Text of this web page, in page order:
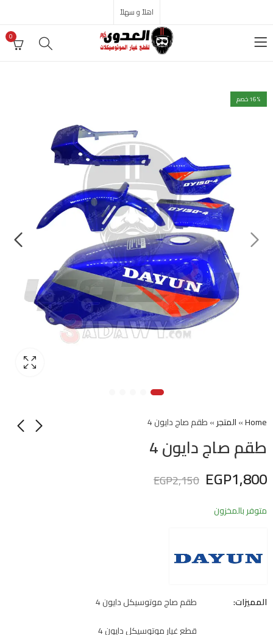
اهلاً و سهلاً
0
16% خصم
Home
»المتجر»طقم صاج دايون 4
طقم صاج دايون 4
EGP1,800
EGP2,150
متوفر بالمخزون
المميزات:
طقم صاج موتوسيكل دايون 4
قطع غيار موتوسيكل دايون 4